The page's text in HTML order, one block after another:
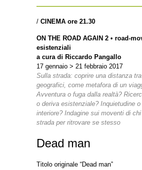
/ CINEMA ore 21.30
ON THE ROAD AGAIN 2 • road-
esistenziali
a cura di Riccardo Pangallo
17 gennaio > 21 febbraio 2017
Sulla strada: coprire una distanza
geografici, come metafora di un
Avventura o fuga dalla realtà?
o deriva esistenziale? Inquietudine
interiore? Indagine sui moventi di
strada per ritrovare se stesso
Dead man
Titolo originale “Dead man”